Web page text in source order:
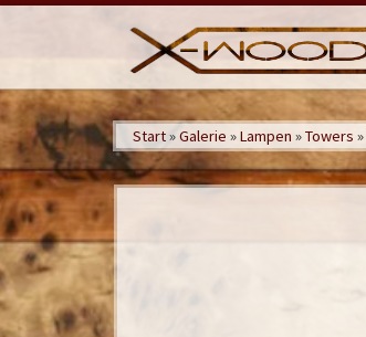
Zum Inhalt springen
Start»Galerie »Lampen »Towers »